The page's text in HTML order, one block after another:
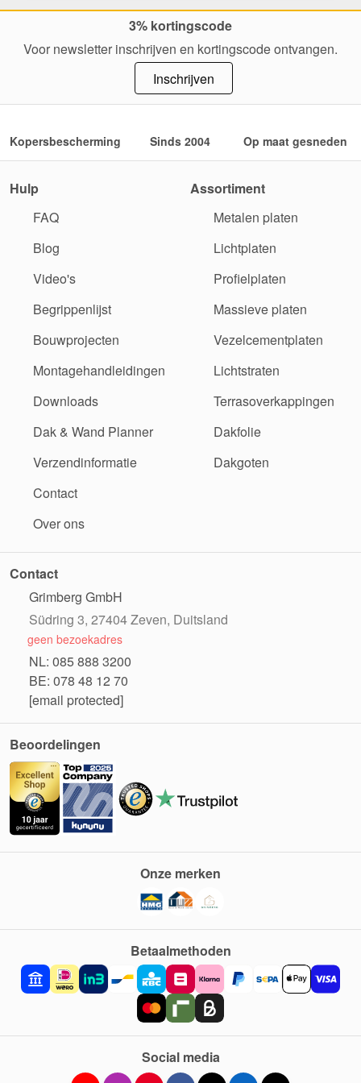
3% kortingscode
Voor newsletter inschrijven en kortingscode ontvangen.
Inschrijven
Kopersbescherming Sinds 2004 Op maat gesneden
Hulp
FAQ
Blog
Video's
Begrippenlijst
Bouwprojecten
Montagehandleidingen
Downloads
Dak & Wand Planner
Verzendinformatie
Contact
Over ons
Assortiment
Metalen platen
Lichtplaten
Profielplaten
Massieve platen
Vezelcementplaten
Lichtstraten
Terrasoverkappingen
Dakfolie
Dakgoten
Contact
Grimberg GmbH
Südring 3, 27404 Zeven, Duitsland
geen bezoekadres
NL: 085 888 3200
BE: 078 48 12 70
[email protected]
Beoordelingen
Betaalmethoden
Onze merken
Social media